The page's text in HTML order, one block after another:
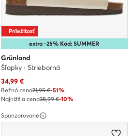
extra -25% Kód: SUMMER
Príležitosť
Grünland
Šľapky · Strieborná
Aktuálna cena
34,99 €
Bežná cena71,95 €-51%
Najnižšia cena38,99 €-10%
Sponzorované